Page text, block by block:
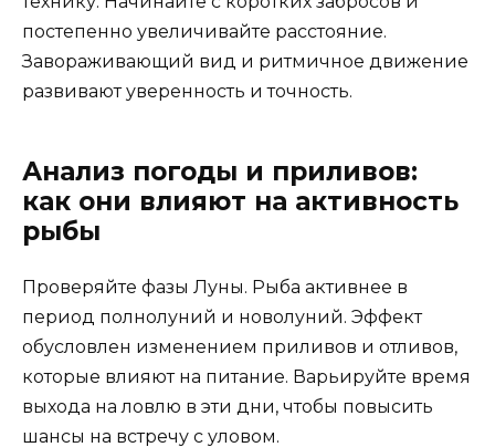
постепенно увеличивайте расстояние.
Завораживающий вид и ритмичное движение
развивают уверенность и точность.
Анализ погоды и приливов:
как они влияют на активность
рыбы
Проверяйте фазы Луны. Рыба активнее в
период полнолуний и новолуний. Эффект
обусловлен изменением приливов и отливов,
которые влияют на питание. Варьируйте время
выхода на ловлю в эти дни, чтобы повысить
шансы на встречу с уловом.